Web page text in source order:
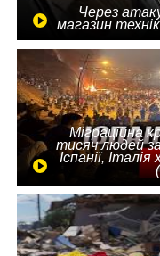
Через
магазин
Міграційна
тисяч людей
Іспанії,